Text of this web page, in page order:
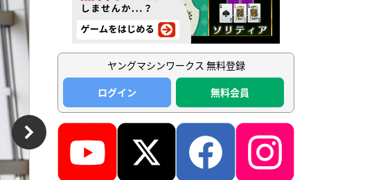
ヤングマシンワークス 無料登録
ログイン
無料会員